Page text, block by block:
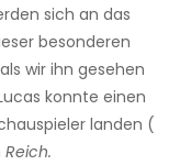
sich an das
besonderen
wir ihn gesehen
konnte einen
landen (
Reich.